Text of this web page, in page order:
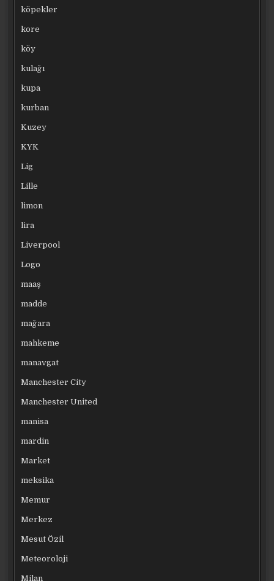
köpekler
kore
köy
kulağı
kupa
kurban
Kuzey
KYK
Lig
Lille
limon
lira
Liverpool
Logo
maaş
madde
mağara
mahkeme
manavgat
Manchester City
Manchester United
manisa
mardin
Market
meksika
Memur
Merkez
Mesut Özil
Meteoroloji
Milan